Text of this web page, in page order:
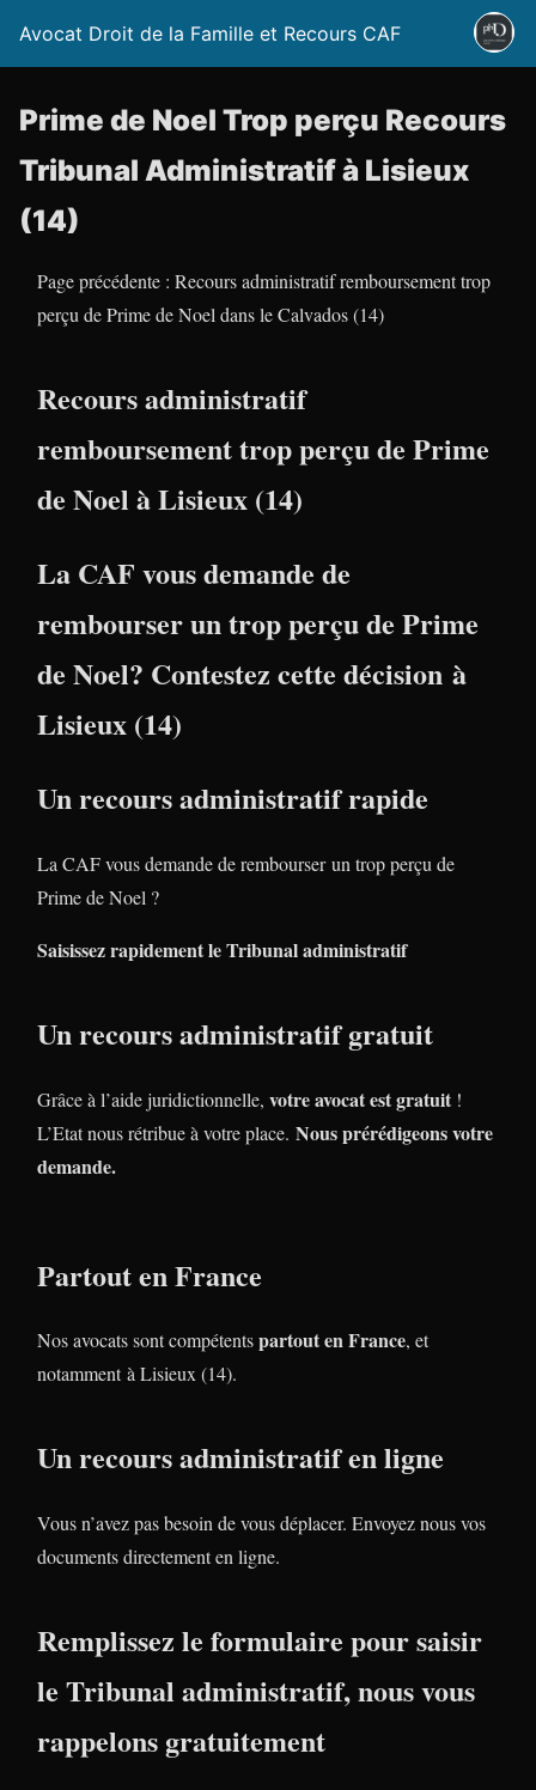
Avocat Droit de la Famille et Recours CAF
Prime de Noel Trop perçu Recours
Tribunal Administratif à Lisieux
(14)
Page précédente : Recours administratif remboursement trop
perçu de Prime de Noel dans le Calvados (14)
Recours administratif
remboursement trop perçu de Prime
de Noel à Lisieux (14)
La CAF vous demande de
rembourser un trop perçu de Prime
de Noel? Contestez cette décision à
Lisieux (14)
Un recours administratif rapide
La CAF vous demande de rembourser un trop perçu de
Prime de Noel ?
Saisissez rapidement le Tribunal administratif
Un recours administratif gratuit
Grâce à l’aide juridictionnelle, votre avocat est gratuit !
L’Etat nous rétribue à votre place. Nous prérédigeons votre
demande.
Partout en France
Nos avocats sont compétentspartout en France, et
notamment à Lisieux (14).
Un recours administratif en ligne
Vous n’avez pas besoin de vous déplacer. Envoyez nous vos
documents directement en ligne.
Remplissez le formulaire pour saisir
le Tribunal administratif, nous vous
rappelons gratuitement